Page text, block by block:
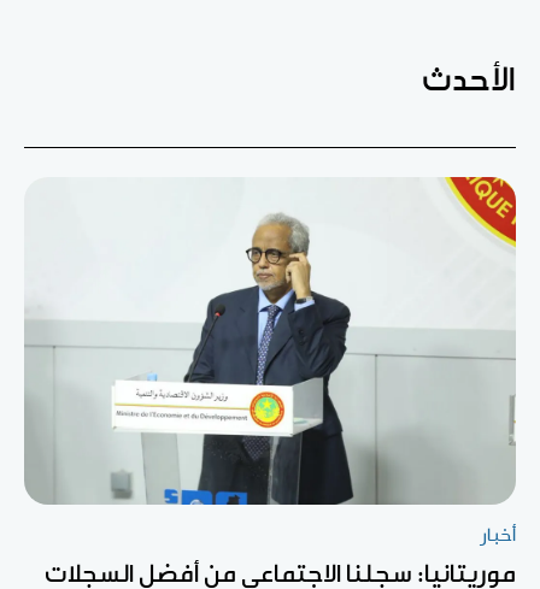
الأحدث
أخبار
موريتانيا: سجلنا الاجتماعي من أفضل السجلات